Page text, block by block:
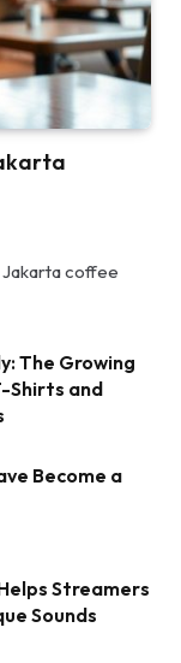
coffee
The Growing
Shirts and
Become a
Streamers
Sounds